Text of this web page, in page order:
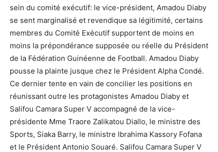
sein du comité exécutif: le vice-président, Amadou Diaby
se sent marginalisé et revendique sa légitimité, certains
membres du Comité Exécutif supportent de moins en
moins la prépondérance supposée ou réelle du Président
de la Fédération Guinéenne de Football. Amadou Diaby
pousse la plainte jusque chez le Président Alpha Condé.
Ce dernier tente en vain de concilier les positions en
réunissant outre les protagonistes Amadou Diaby et
Salifou Camara Super V accompagné de la vice-
présidente Mme Traore Zalikatou Diallo, le ministre des
Sports, Siaka Barry, le ministre Ibrahima Kassory Fofana
et le Président Antonio Souaré. Salifou Camara Super V